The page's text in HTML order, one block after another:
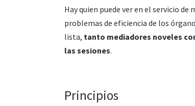
Hay quien puede ver en el servicio
problemas de eficiencia de los
lista, tanto mediadores noveles
las sesiones.
Principios